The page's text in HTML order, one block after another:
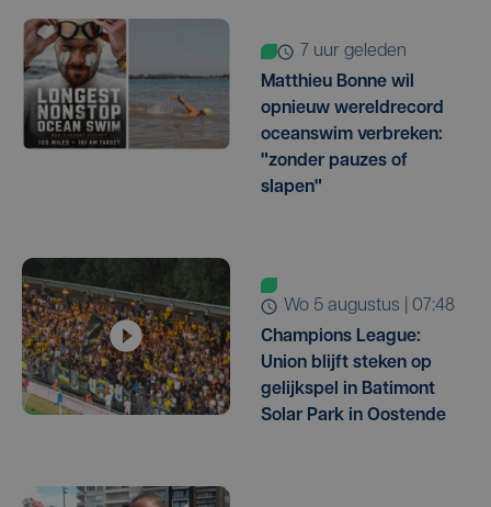
7 uur geleden
Matthieu Bonne wil
opnieuw wereldrecord
oceanswim verbreken:
"zonder pauzes of
slapen"
wo 5 augustus | 07:48
Champions League:
Union blijft steken op
gelijkspel in Batimont
Solar Park in Oostende